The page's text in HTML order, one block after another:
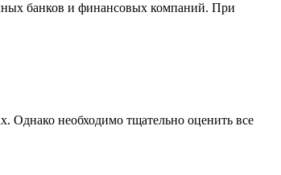
банков и финансовых компаний. При
Однако необходимо тщательно оценить все